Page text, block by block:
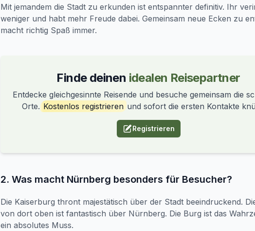
Mit jemandem die Stadt zu erkunden ist entspannter definitiv. Ihr
weniger und habt mehr Freude dabei. Gemeinsam neue Ecken zu
macht richtig Spaß immer.
Finde deinen idealen Reisepartner
Entdecke gleichgesinnte Reisende und besuche gemeinsam die
Orte. Kostenlos registrieren und sofort die ersten Kontakte
Registrieren
2. Was macht Nürnberg besonders für Besucher?
Die Kaiserburg thront majestätisch über der Stadt beeindruckend.
von dort oben ist fantastisch über Nürnberg. Die Burg ist das
ein absolutes Muss.